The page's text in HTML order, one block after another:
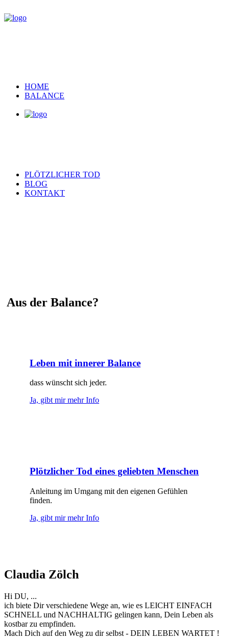
HOME
BALANCE
PLÖTZLICHER TOD
BLOG
KONTAKT
Aus der Balance?
Leben mit innerer Balance
dass wünscht sich jeder.
Ja, gibt mir mehr Info
Plötzlicher Tod eines geliebten Menschen
Anleitung im Umgang mit den eigenen Gefühlen
finden.
Ja, gibt mir mehr Info
Claudia Zölch
Hi DU, ...
ich biete Dir verschiedene Wege an, wie es LEICHT EINFACH
SCHNELL und NACHHALTIG gelingen kann, Dein Leben als
kostbar zu empfinden.
Mach Dich auf den Weg zu dir selbst - DEIN LEBEN WARTET !